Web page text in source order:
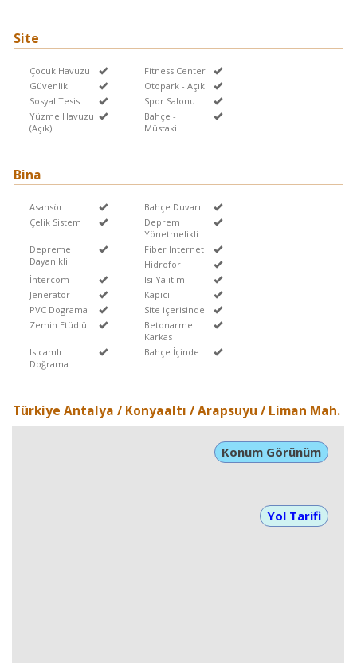
Site
Çocuk Havuzu
Fitness Center
Güvenlik
Otopark - Açık
Sosyal Tesis
Spor Salonu
Yüzme Havuzu
(Açık)
Bahçe -
Müstakil
Bina
Asansör
Bahçe Duvarı
Çelik Sistem
Deprem
Yönetmelikli
Depreme
Dayanikli
Fiber İnternet
Hidrofor
İntercom
Isı Yalıtım
Jeneratör
Kapıcı
PVC Dograma
Site içerisinde
Zemin Etüdlü
Betonarme
Karkas
Isıcamlı
Doğrama
Bahçe İçinde
Türkiye Antalya / Konyaaltı / Arapsuyu / Liman Mah.
Konum Görünüm
Yol Tarifi